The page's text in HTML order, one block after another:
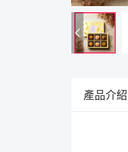
產品介紹